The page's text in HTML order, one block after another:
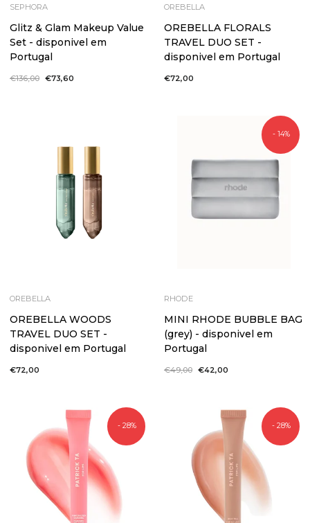
SEPHORA
Glitz & Glam Makeup Value
Set - disponivel em
Portugal
Preço
€136,00 Preço
€73,60
OREBELLA
OREBELLA FLORALS
TRAVEL DUO SET -
disponivel em Portugal
€72,00
OREBELLA
OREBELLA WOODS
TRAVEL DUO SET -
disponivel em Portugal
€72,00
- 14%
RHODE
MINI RHODE BUBBLE BAG
(grey) - disponivel em
Portugal
Preço
€49,00 Preço
€42,00
- 28% - 28%